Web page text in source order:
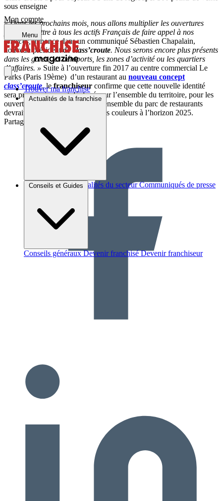
Mon compte
Menu
Trouver ma franchise
Actualités de la franchise
Brèves et actus Actualités du secteur Communiqués de presse
Conseils et Guides
Conseils généraux Devenir franchisé Devenir franchiseur
sous enseigne
« Dans les prochains mois, nous allons multiplier les ouvertures
pour permettre à tous les actifs Français de faire appel à nos
services,annonce dans un communiqué Sébastien Chapalain,
nouveau président declass’croute. Nous serons encore plus présents
dans les gares, les aéroports, les zones d’activité ou les quartiers
d’affaires. » Suite à l’ouverture fin 2017 au centre commercial Le
Parks (Paris 19ème) d’un restaurant au nouveau concept
class’croute, lefranchiseur confirme que cette nouvelle identité
sera progressivement déployée sur l’ensemble du territoire, pour les
ouvertures et les rénovations. L’ensemble du parc de restaurants
devrait avoir adopté ces nouvelles couleurs à l’horizon 2025.
Partager sur :